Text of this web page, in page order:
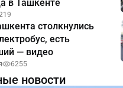
в Ташкенте
столкнулись
есть
— видео
6255
новости